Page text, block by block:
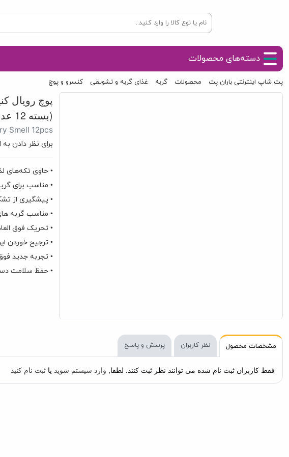
دسته‌های محصولات
پت شاپ اینترنتی باران پت محصولات گربه غذای گربه و تشویقی کنسرو و پوچ
پوچ رویال
(بسته 12 عددی)
Smell 12pcs
برای نظر دادن
• حاوی تکه‌های
• مناسب برای
• پیشگیری از
• مناسب گربه
• تحریک فوق
• ترجیح خوردن
• تجربه جدید فوق
• حفظ سلامت
مشخصات محصول نظر کاربران پرسش و پاسخ
برند رویال کنین :: Royal Canin